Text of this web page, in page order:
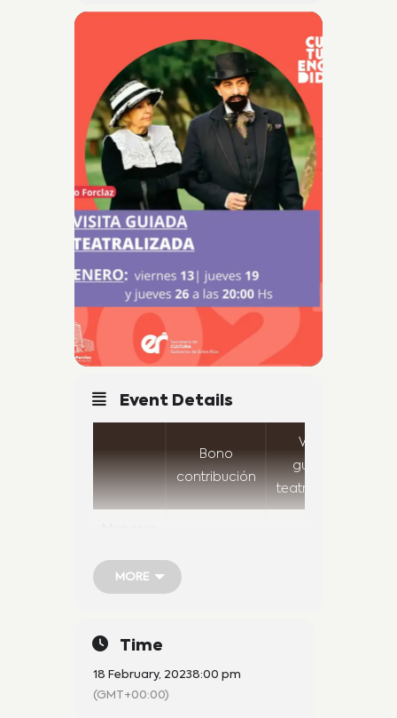
Event Details
Bono
contribución
Visitas
guiadas
teatralizadas
años
MORE
Time
18 February, 20238:00 pm
(GMT+00:00)